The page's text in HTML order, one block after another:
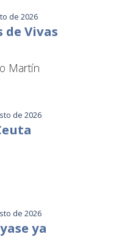
de 2026
de Vivas
Martín
de 2026
de 2026
ya